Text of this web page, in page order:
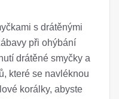
s drátěnými
při ohýbání
drátěné smyčky a
které se navléknou
korálky, abyste